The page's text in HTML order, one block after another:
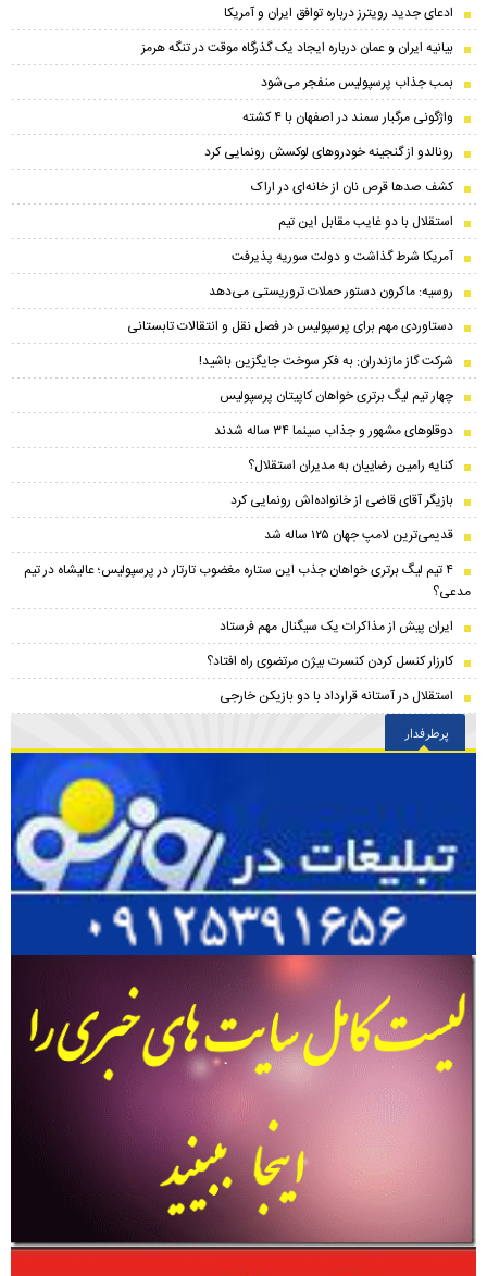
ادعای جدید رویترز درباره توافق ایران و آمریکا
بیانیه ایران و عمان درباره ایجاد یک گذرگاه موقت در تنگه هرمز
بمب جذاب پرسپولیس منفجر می‌شود
واژگونی مرگبار سمند در اصفهان با ۴ کشته
رونالدو از گنجینه خودروهای لوکسش رونمایی کرد
کشف صدها قرص نان از خانه‌ای در اراک
استقلال با دو غایب مقابل این تیم
آمریکا شرط گذاشت و دولت سوریه پذیرفت
روسیه: ماکرون دستور حملات تروریستی می‌دهد
دستاوردی مهم برای پرسپولیس در فصل نقل و انتقالات تابستانی
شرکت گاز مازندران: به فکر سوخت جایگزین باشید!
چهار تیم لیگ برتری خواهان کاپیتان پرسپولیس
دوقلوهای مشهور و جذاب سینما ۳۴ ساله شدند
کنایه رامین رضاییان به مدیران استقلال؟
بازیگر آقای قاضی از خانواده‌اش رونمایی کرد
قدیمی‌ترین لامپ جهان ۱۲۵ ساله شد
۴ تیم لیگ برتری خواهان جذب این ستاره مغضوب تارتار در پرسپولیس؛‌ عالیشاه در تیم
مدعی؟
ایران پیش از مذاکرات یک سیگنال مهم فرستاد
کارزار کنسل کردن کنسرت بیژن مرتضوی راه افتاد؟
استقلال در آستانه قرارداد با دو بازیکن خارجی
پرطرفدار